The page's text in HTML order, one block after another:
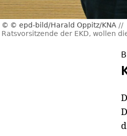
© epd-bild/Harald Oppitz/KNA
Ratsvorsitzende der EKD, wollen